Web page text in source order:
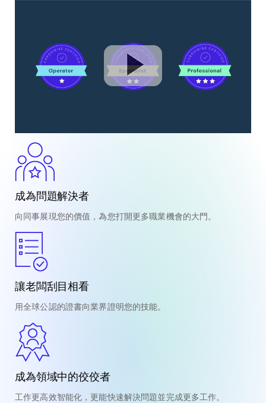
成為問題解決者
向同事展現您的價值，為您打開更多職業機會的大門。
讓老闆刮目相看
用全球公認的證書向業界證明您的技能。
成為領域中的佼佼者
工作更高效智能化，更能快速解決問題並完成更多工作。